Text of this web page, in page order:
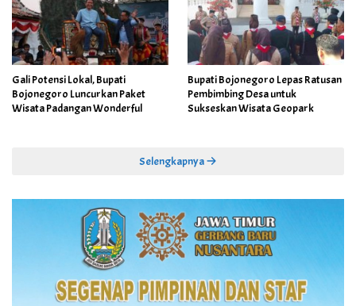
Gali Potensi Lokal, Bupati
Bojonegoro Luncurkan Paket
Wisata Padangan Wonderful
Bupati Bojonegoro Lepas Ratusan
Pembimbing Desa untuk
Sukseskan Wisata Geopark
Selengkapnya